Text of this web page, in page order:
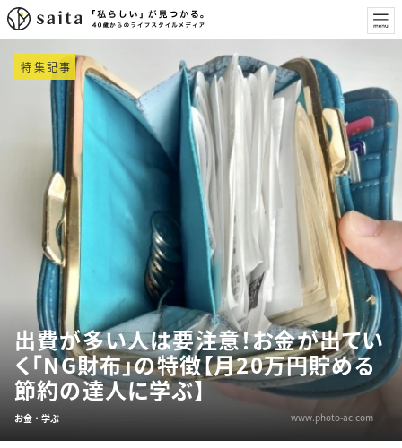
特集記事
出費が多い人は要注意！お金が出てい
く「NG財布」の特徴【月20万円貯める
節約の達人に学ぶ】
お金・学ぶ www.photo-ac.com